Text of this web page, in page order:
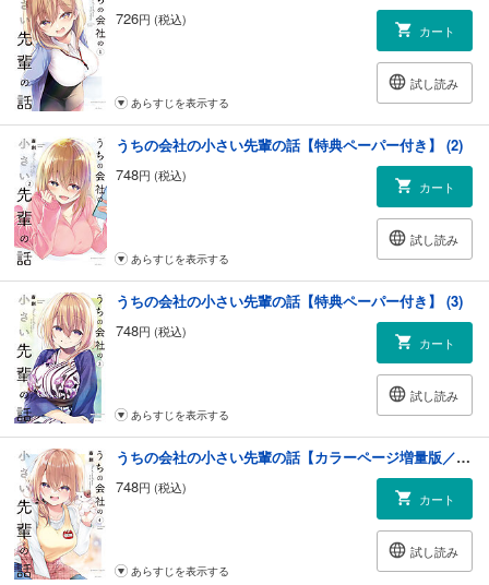
726円 (税込)
カート
試し読み
あらすじを表示する
うちの会社の小さい先輩の話【特典ペーパー付き】 (2)
748円 (税込)
カート
試し読み
あらすじを表示する
うちの会社の小さい先輩の話【特典ペーパー付き】 (3)
748円 (税込)
カート
試し読み
あらすじを表示する
うちの会社の小さい先輩の話【カラーページ増量版／共通ペーパー付き】 (4)
748円 (税込)
カート
試し読み
あらすじを表示する